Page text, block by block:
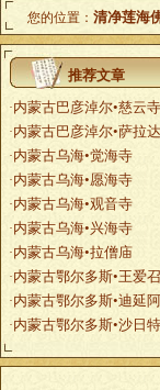
您的位置： 清净莲海
推荐文章
·内蒙古巴彦淖尔•慈云寺
·内蒙古巴彦淖尔•萨拉
·内蒙古乌海•觉海寺
·内蒙古乌海•愿海寺
·内蒙古乌海•观音寺
·内蒙古乌海•兴海寺
·内蒙古乌海•拉僧庙
·内蒙古鄂尔多斯•王爱召
·内蒙古鄂尔多斯•迪延
·内蒙古鄂尔多斯•沙日